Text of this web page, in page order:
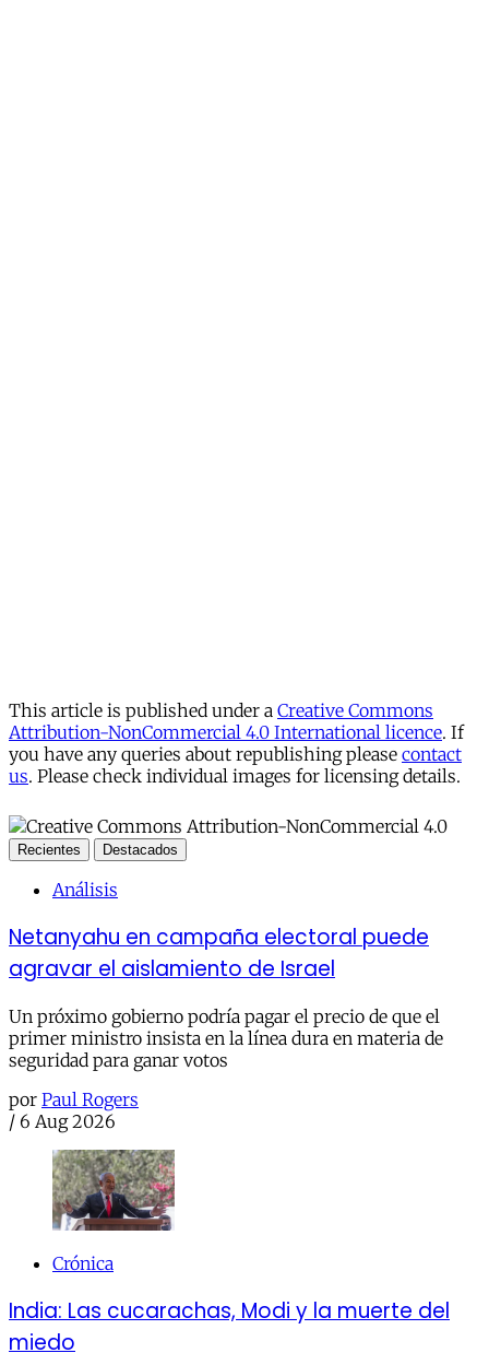
This article is published under a Creative Commons
Attribution-NonCommercial 4.0 International licence. If
you have any queries about republishing please contact
us. Please check individual images for licensing details.
Recientes Destacados
Análisis
Netanyahu en campaña electoral puede
agravar el aislamiento de Israel
Un próximo gobierno podría pagar el precio de que el
primer ministro insista en la línea dura en materia de
seguridad para ganar votos
por Paul Rogers
/ 6 Aug 2026
Crónica
India: Las cucarachas, Modi y la muerte del
miedo